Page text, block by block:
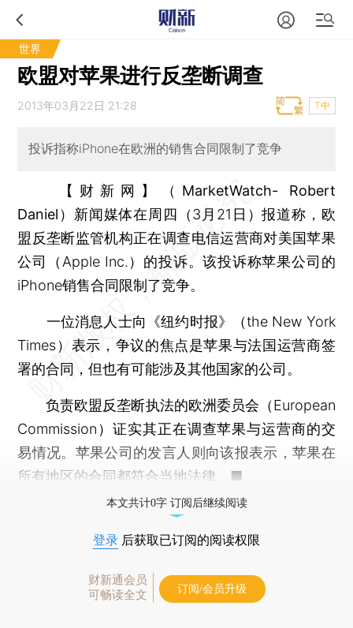
世界
欧盟对苹果进行反垄断调查
2013年03月22日 21:28 T中
投诉指称iPhone在欧洲的销售合同限制了竞争
【财新网】（MarketWatch- Robert
Daniel） 新闻媒体在周四（3月21日）报道称，欧
盟反垄断监管机构正在调查电信运营商对美国苹果
公司（Apple Inc.）的投诉。该投诉称苹果公司的
iPhone销售合同限制了竞争。
一位消息人士向《纽约时报》（the New York
Times）表示，争议的焦点是苹果与法国运营商签
署的合同，但也有可能涉及其他国家的公司。
负责欧盟反垄断执法的欧洲委员会（European
Commission）证实其正在调查苹果与运营商的交
易情况。苹果公司的发言人则向该报表示，苹果在
所有地区的合同都符合当地法律。■
本文共计0字 订阅后继续阅读
登录 后获取已订阅的阅读权限
财新通会员
可畅读全文
订阅/会员升级